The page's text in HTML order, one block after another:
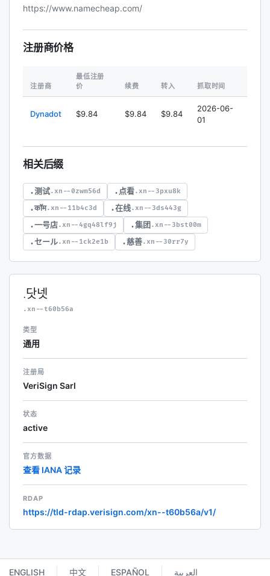
https://www.namecheap.com/
注册商价格
注册商
最低注册
价
续费 转入 抓取时间
Dynadot $9.84 $9.84 $9.84
2026-06-
01
相关后缀
.测试.xn--0zwm56d .点看.xn--3pxu8k
.कॉम.xn--11b4c3d .在线.xn--3ds443g
.一号店.xn--4gq48lf9j .集团.xn--3bst00m
.セール.xn--1ck2e1b .慈善.xn--30rr7y
.닷넷
.xn--t60b56a
类型
通用
注册局
VeriSign Sarl
状态
active
官方数据
查看 IANA 记录
RDAP
https://tld-rdap.verisign.com/xn--t60b56a/v1/
ENGLISH 中文 ESPAÑOL العربية